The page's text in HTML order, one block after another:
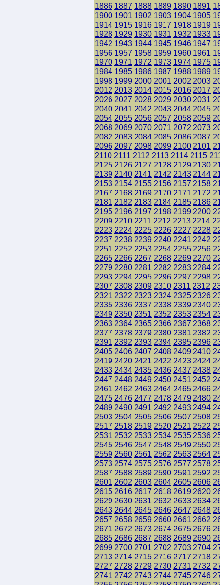
1886 1887 1888 1889 1890 1891
1900 1901 1902 1903 1904 1905
1914 1915 1916 1917 1918 1919
1928 1929 1930 1931 1932 1933
1942 1943 1944 1945 1946 1947
1956 1957 1958 1959 1960 1961
1970 1971 1972 1973 1974 1975
1984 1985 1986 1987 1988 1989
1998 1999 2000 2001 2002 2003
2012 2013 2014 2015 2016 2017
2026 2027 2028 2029 2030 2031
2040 2041 2042 2043 2044 2045
2054 2055 2056 2057 2058 2059
2068 2069 2070 2071 2072 2073
2082 2083 2084 2085 2086 2087
2096 2097 2098 2099 2100 2101
2110 2111 2112 2113 2114 2115
2125 2126 2127 2128 2129 2130
2139 2140 2141 2142 2143 2144
2153 2154 2155 2156 2157 2158
2167 2168 2169 2170 2171 2172
2181 2182 2183 2184 2185 2186
2195 2196 2197 2198 2199 2200
2209 2210 2211 2212 2213 2214
2223 2224 2225 2226 2227 2228
2237 2238 2239 2240 2241 2242
2251 2252 2253 2254 2255 2256
2265 2266 2267 2268 2269 2270
2279 2280 2281 2282 2283 2284
2293 2294 2295 2296 2297 2298
2307 2308 2309 2310 2311 2312
2321 2322 2323 2324 2325 2326
2335 2336 2337 2338 2339 2340
2349 2350 2351 2352 2353 2354
2363 2364 2365 2366 2367 2368
2377 2378 2379 2380 2381 2382
2391 2392 2393 2394 2395 2396
2405 2406 2407 2408 2409 2410
2419 2420 2421 2422 2423 2424
2433 2434 2435 2436 2437 2438
2447 2448 2449 2450 2451 2452
2461 2462 2463 2464 2465 2466
2475 2476 2477 2478 2479 2480
2489 2490 2491 2492 2493 2494
2503 2504 2505 2506 2507 2508
2517 2518 2519 2520 2521 2522
2531 2532 2533 2534 2535 2536
2545 2546 2547 2548 2549 2550
2559 2560 2561 2562 2563 2564
2573 2574 2575 2576 2577 2578
2587 2588 2589 2590 2591 2592
2601 2602 2603 2604 2605 2606
2615 2616 2617 2618 2619 2620
2629 2630 2631 2632 2633 2634
2643 2644 2645 2646 2647 2648
2657 2658 2659 2660 2661 2662
2671 2672 2673 2674 2675 2676
2685 2686 2687 2688 2689 2690
2699 2700 2701 2702 2703 2704
2713 2714 2715 2716 2717 2718
2727 2728 2729 2730 2731 2732
2741 2742 2743 2744 2745 2746